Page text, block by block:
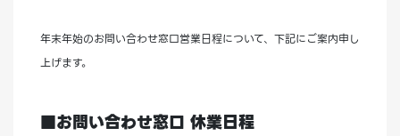
年末年始のお問い合わせ窓口営業日程について、下記にご案内申し
上げます。
■お問い合わせ窓口 休業日程